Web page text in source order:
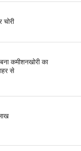
कमीशनखोरी का
से